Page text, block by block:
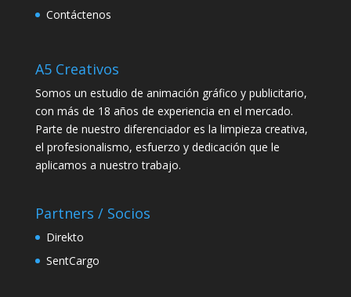
Contáctenos
A5 Creativos
Somos un estudio de animación gráfico y publicitario,
con más de 18 años de experiencia en el mercado.
Parte de nuestro diferenciador es la limpieza creativa,
el profesionalismo, esfuerzo y dedicación que le
aplicamos a nuestro trabajo.
Partners / Socios
Direkto
SentCargo